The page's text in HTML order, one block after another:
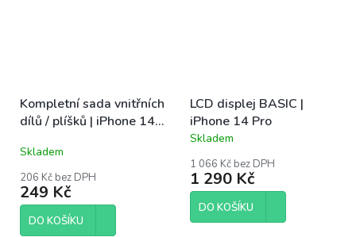
Kompletní sada vnitřních
dílů / plíšků | iPhone 14
Skladem
206 Kč bez DPH
249 Kč
DO KOŠÍKU
LCD displej BASIC |
iPhone 14 Pro
Průměrné
produktu
je
5,0
Skladem
1 066 Kč bez DPH
1 290 Kč
DO KOŠÍKU